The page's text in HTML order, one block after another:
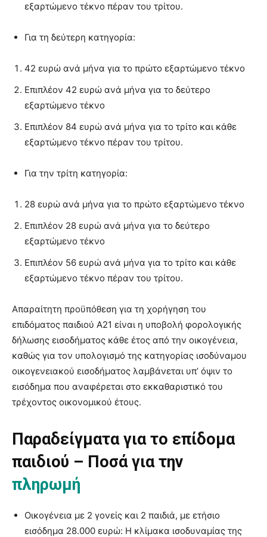
εξαρτώμενο τέκνο πέραν του τρίτου.
Για τη δεύτερη κατηγορία:
42 ευρώ ανά μήνα για το πρώτο εξαρτώμενο τέκνο
Επιπλέον 42 ευρώ ανά μήνα για το δεύτερο
εξαρτώμενο τέκνο
Επιπλέον 84 ευρώ ανά μήνα για το τρίτο και κάθε
εξαρτώμενο τέκνο πέραν του τρίτου.
Για την τρίτη κατηγορία:
28 ευρώ ανά μήνα για το πρώτο εξαρτώμενο τέκνο
Επιπλέον 28 ευρώ ανά μήνα για το δεύτερο
εξαρτώμενο τέκνο
Επιπλέον 56 ευρώ ανά μήνα για το τρίτο και κάθε
εξαρτώμενο τέκνο πέραν του τρίτου.
Απαραίτητη προϋπόθεση για τη χορήγηση του
επιδόματος παιδιού Α21 είναι η υποβολή φορολογικής
δήλωσης εισοδήματος κάθε έτος από την οικογένεια,
καθώς για τον υπολογισμό της κατηγορίας ισοδύναμου
οικογενειακού εισοδήματος λαμβάνεται υπ’ όψιν το
εισόδημα που αναφέρεται στο εκκαθαριστικό του
τρέχοντος οικονομικού έτους.
Παραδείγματα για το επίδομα
παιδιού – Ποσά για την
πληρωμή
Οικογένεια με 2 γονείς και 2 παιδιά, με ετήσιο
εισόδημα 28.000 ευρώ: Η κλίμακα ισοδυναμίας της